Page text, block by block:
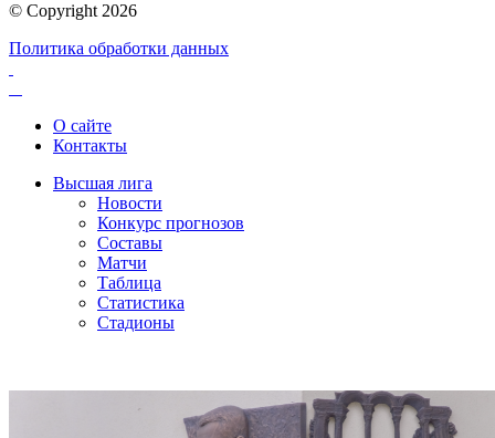
© Copyright 2026
Политика обработки данных
О сайте
Контакты
Высшая лига
Новости
Конкурс прогнозов
Составы
Матчи
Таблица
Статистика
Стадионы